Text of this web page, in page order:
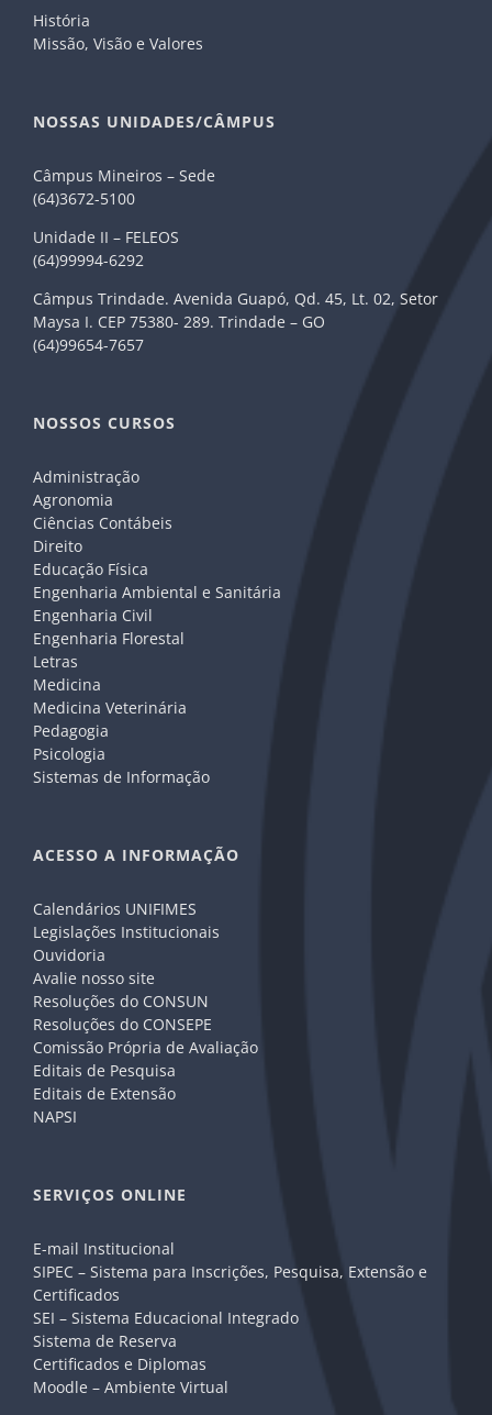
História
Missão, Visão e Valores
NOSSAS UNIDADES/CÂMPUS
Câmpus Mineiros – Sede
(64)3672-5100
Unidade II – FELEOS
(64)99994-6292
Câmpus Trindade. Avenida Guapó, Qd. 45, Lt. 02, Setor
Maysa I. CEP 75380- 289. Trindade – GO
(64)99654-7657
NOSSOS CURSOS
Administração
Agronomia
Ciências Contábeis
Direito
Educação Física
Engenharia Ambiental e Sanitária
Engenharia Civil
Engenharia Florestal
Letras
Medicina
Medicina Veterinária
Pedagogia
Psicologia
Sistemas de Informação
ACESSO A INFORMAÇÃO
Calendários UNIFIMES
Legislações Institucionais
Ouvidoria
Avalie nosso site
Resoluções do CONSUN
Resoluções do CONSEPE
Comissão Própria de Avaliação
Editais de Pesquisa
Editais de Extensão
NAPSI
SERVIÇOS ONLINE
E-mail Institucional
SIPEC – Sistema para Inscrições, Pesquisa, Extensão e
Certificados
SEI – Sistema Educacional Integrado
Sistema de Reserva
Certificados e Diplomas
Moodle – Ambiente Virtual